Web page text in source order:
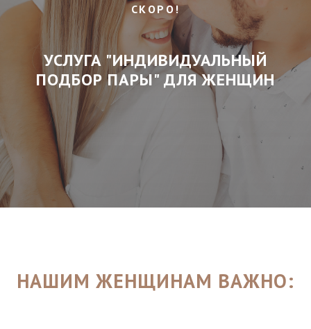
СКОРО!
УСЛУГА "ИНДИВИДУАЛЬНЫЙ
ПОДБОР ПАРЫ" ДЛЯ ЖЕНЩИН
НАШИМ ЖЕНЩИНАМ ВАЖНО: